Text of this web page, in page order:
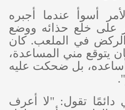
أسوأ عندما أجبره
على خلع حذائه ووضع
في الملعب. كان
يتوقع مني المساعدة،
بل ضحكت عليه
دائمًا تقول: "لا أعرف